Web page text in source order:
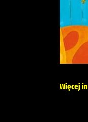
Więcej